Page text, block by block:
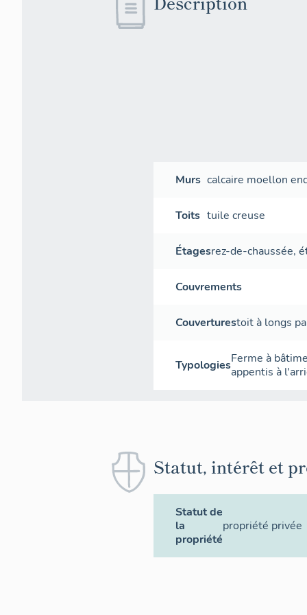
Murs calcaire moellon
Toits tuile creuse
Étagesrez-de-chaussée,
Couvrements
Couverturestoit à longs
TypologiesFerme à
appentis à
Statut, intérêt et
Statut de
la
propriété
propriété privée